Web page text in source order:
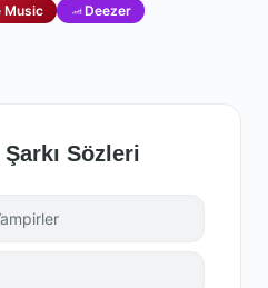
Music Deezer
Sözleri